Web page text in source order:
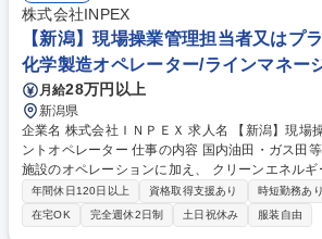
s/product/steel/ ■実際のプロジェクトでのOJTを
め方を学んで頂きたいと考えています。鉄骨知識
の実行業務を通じて取得いただく予定です。 募集職種 ◆東京_建築鉄骨分
野におけるプロジェクト営業(都市インフラ営業本
株式会社INPEX
【新潟】現場操業管理担当者又はプ
化学製造オペレーター/ラインマネー
月給28万円以上
新潟県
企業名 株式会社ＩＮＰＥＸ 求人名 【新潟】現場操業管理担当者又はプラ
ントオペレーター 仕事の内容 国内油田・ガス田等の当社既存の国内操業
施設のオペレーションに加え、 クリーンエネル
ついて現場操業管理やプラントオペレーションを担
設業務や建物の改変等の業務はありません。 【職
場でのプラントオペレーション ・国内天然ガスパ
年間休日120日以上 資格取得支援あり 時短勤務あり
在宅OK
完全週休2日制 土日祝休み 服装自由